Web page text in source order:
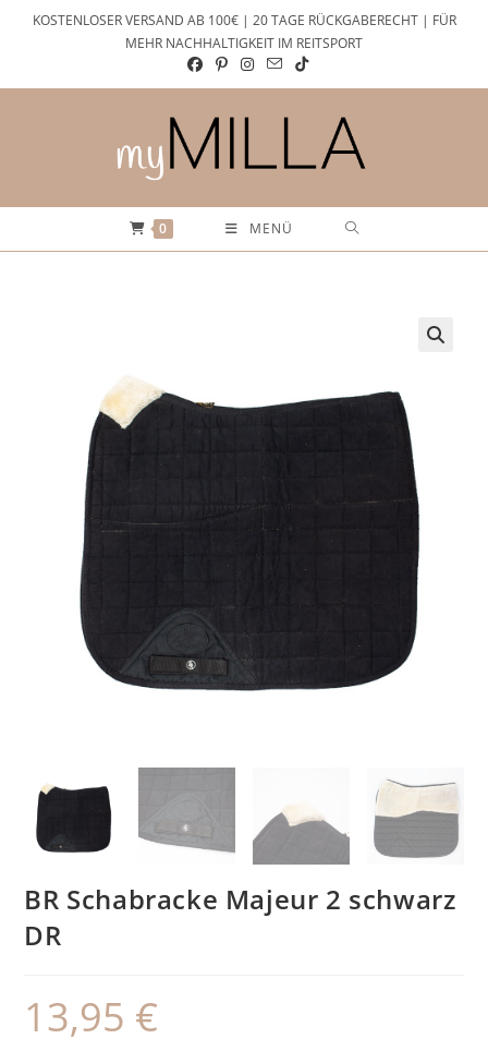
KOSTENLOSER VERSAND AB 100€ | 20 TAGE RÜCKGABERECHT | FÜR
MEHR NACHHALTIGKEIT IM REITSPORT
0 MENÜ
BR Schabracke Majeur 2 schwarz
DR
13,95 €